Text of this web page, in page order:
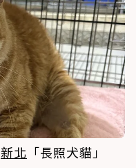
新北 「長照犬貓」